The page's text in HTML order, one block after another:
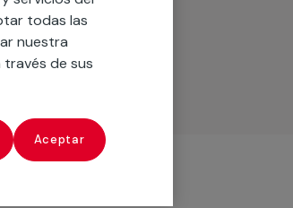
todas las
nuestra
través de sus
Aceptar